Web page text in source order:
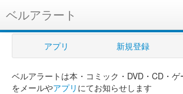
ベルアラート
ベルアラートとは
ヘルプ
新規登録
アプリ 新規登録
ベルアラートは本・コミック・DVD・CD・ゲ
をメールやアプリ にてお知らせします